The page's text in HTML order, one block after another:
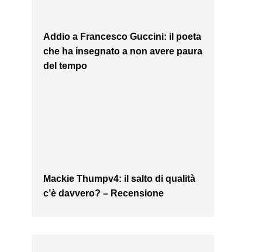
Addio a Francesco Guccini: il poeta
che ha insegnato a non avere paura
del tempo
Mackie Thumpv4: il salto di qualità
c’è davvero? – Recensione